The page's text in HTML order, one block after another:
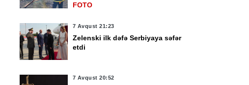
FOTO
7 Avqust 21:23
Zelenski ilk dəfə Serbiyaya səfər
etdi
7 Avqust 20:52